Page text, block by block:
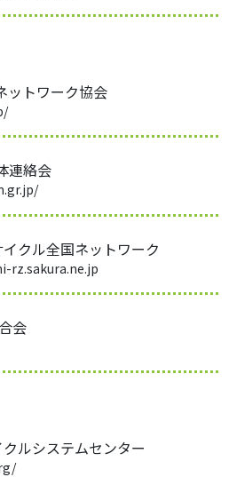
ットワーク協会
連絡会
クル全国ネットワーク
rz.sakura.ne.jp
会
ルシステムセンター